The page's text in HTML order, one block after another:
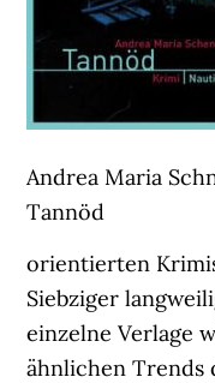
Andrea Maria
Tannöd
orientierten
Siebziger
einzelne Verlage
ähnlichen Trends